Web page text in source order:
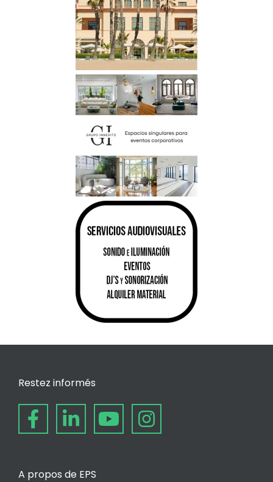
Restez informés
A propos de EPS